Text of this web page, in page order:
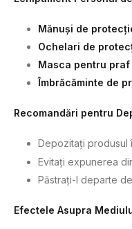
Mănuși de
Ochelari de
Masca pentru praf
Îmbrăcăminte de
Recomandări pentru
Depozitați produsul
Evitați expunerea
Păstrați-l departe
Efectele Asupra